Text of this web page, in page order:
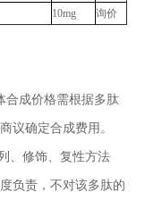
10mg 询价
合成价格需根据多肽
议确定合成费用。
、修饰、复性方法
负责，不对该多肽的